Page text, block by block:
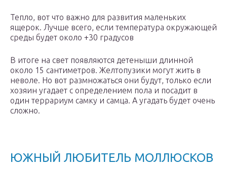
Тепло, вот что важно для развития маленьких
ящерок. Лучше всего, если температура окружающей
среды будет около +30 градусов
В итоге на свет появляются детеныши длинной
около 15 сантиметров. Желтопузики могут жить в
неволе. Но вот размножаться они будут, только если
хозяин угадает с определением пола и посадит в
один террариум самку и самца. А угадать будет очень
сложно.
ЮЖНЫЙ ЛЮБИТЕЛЬ МОЛЛЮСКОВ